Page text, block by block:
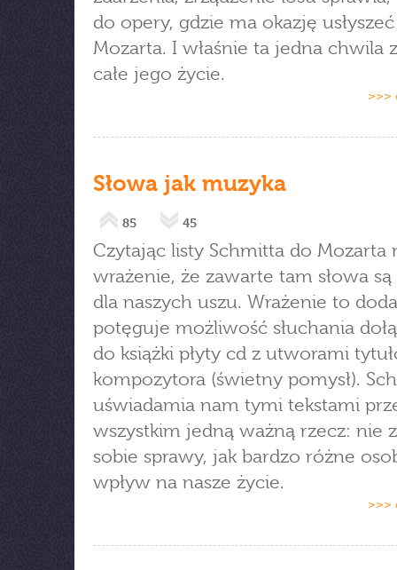
do opery, gdzie ma okazję
Mozarta. I właśnie ta jedna chwila
całe jego życie.
>>>
Słowa jak muzyka
85 45
Czytając listy Schmitta do Mozarta
wrażenie, że zawarte tam słowa
dla naszych uszu. Wrażenie to
potęguje możliwość słuchania
do książki płyty cd z utworami
kompozytora (świetny pomysł).
uświadamia nam tymi tekstami
wszystkim jedną ważną rzecz: nie
sobie sprawy, jak bardzo różne
wpływ na nasze życie.
>>>